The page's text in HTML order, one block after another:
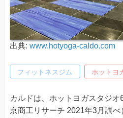
出典: www.hotyoga-caldo.com
フィットネスジム ホットヨ
カルドは、ホットヨガスタジ
京商工リサーチ 2021年3月調